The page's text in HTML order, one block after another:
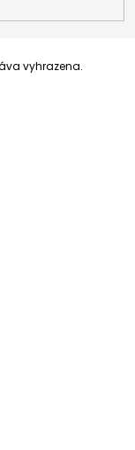
vyhrazena.